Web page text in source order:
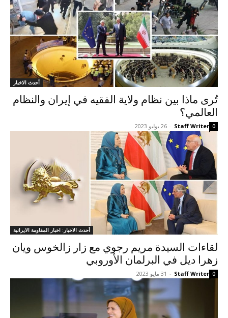
أحدث الاخبار
تُرى ماذا بين نظام ولاية الفقيه في إيران والنظام
العالمي؟
Staff Writer
- 26 يوليو 2023 0
أحدث الاخبار: اخبار المقاومة الايرانية
لقاءات السیدة مريم رجوي مع زار زالخوس ويان
زهرا ديل في البرلمان الأوروبي
Staff Writer
- 31 مايو 2023 0